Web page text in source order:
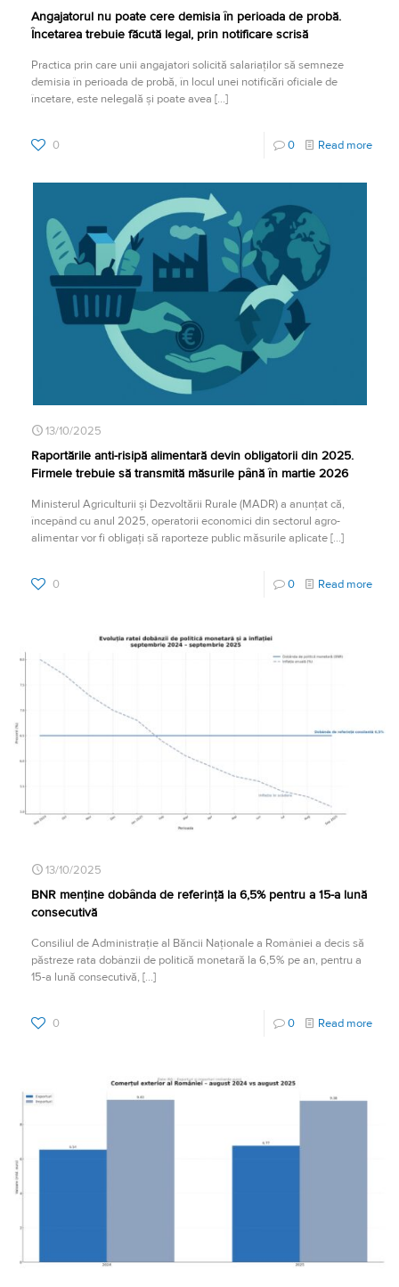
Angajatorul nu poate cere demisia în perioada de probă.
Încetarea trebuie făcută legal, prin notificare scrisă
Practica prin care unii angajatori solicită salariaților să semneze
demisia în perioada de probă, în locul unei notificări oficiale de
încetare, este nelegală și poate avea […]
0 0 Read more
13/10/2025
Raportările anti-risipă alimentară devin obligatorii din 2025.
Firmele trebuie să transmită măsurile până în martie 2026
Ministerul Agriculturii și Dezvoltării Rurale (MADR) a anunțat că,
începând cu anul 2025, operatorii economici din sectorul agro-
alimentar vor fi obligați să raporteze public măsurile aplicate[…]
0 0 Read more
13/10/2025
BNR menține dobânda de referință la 6,5% pentru a 15-a lună
consecutivă
Consiliul de Administrație al Băncii Naționale a României a decis să
păstreze rata dobânzii de politică monetară la 6,5% pe an, pentru a
15-a lună consecutivă, […]
0 0 Read more